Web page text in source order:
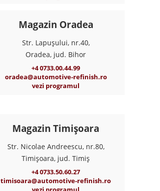
Magazin Oradea
Str. Lapușului, nr.40,
Oradea, jud. Bihor
+4 0733.00.44.99
oradea@automotive-refinish.ro
vezi programul
Magazin Timișoara
Str. Nicolae Andreescu, nr.80,
Timișoara, jud. Timiș
+4 0733.50.60.27
timisoara@automotive-refinish.ro